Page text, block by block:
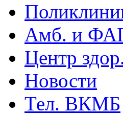
Амб. и
Центр
Новости
Тел. ВКМБ